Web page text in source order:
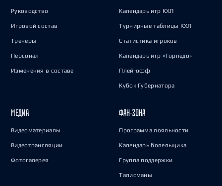
Руководство
Игровой состав
Тренеры
Персонал
Изменения в составе
Календарь игр КХЛ
Турнирные таблицы КХЛ
Статистика игроков
Календарь игр «Торпедо»
Плей-офф
Кубок Губернатора
МЕДИА
Видеоматериалы
Видеотрансляции
Фотогалерея
ФАН-ЗОНА
Программа лояльности
Календарь болельщика
Группа поддержки
Талисманы